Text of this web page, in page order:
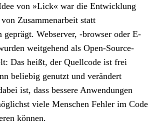
von »Lick« war die Entwicklung
Zusammenarbeit statt
geprägt. Webserver, -browser oder E-
weitgehend als Open-Source-
Das heißt, der Quellcode ist frei
beliebig genutzt und verändert
ist, dass bessere Anwendungen
viele Menschen Fehler im Code
können.